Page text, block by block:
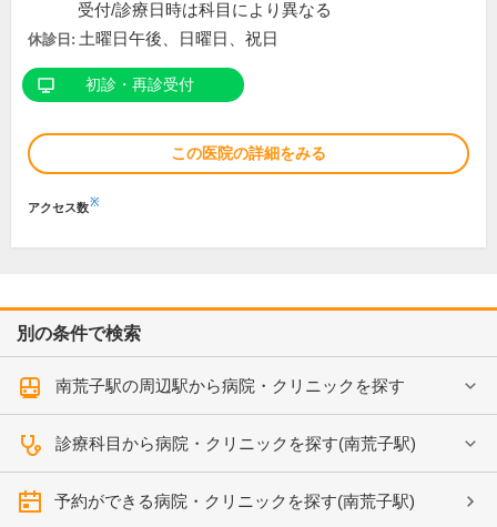
受付/診療日時は科目により異なる
休診日: 土曜日午後、日曜日、祝日
初診・再診受付
この医院の詳細をみる
アクセス数※
別の条件で検索
南荒子駅の周辺駅から病院・クリニックを探す
診療科目から病院・クリニックを探す(南荒子駅)
予約ができる病院・クリニックを探す(南荒子駅)